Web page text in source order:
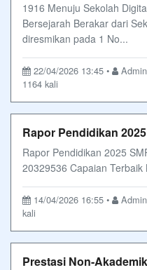
1916 Menuju Sekolah
Bersejarah Berakar dari
diresmikan pada 1 No...
22/04/2026 13:45 •
1164 kali
Rapor Pendidikan 2025
Rapor Pendidikan 2025
20329536 Capaian Terbaik
14/04/2026 16:55 •
kali
Prestasi Non-Akademik